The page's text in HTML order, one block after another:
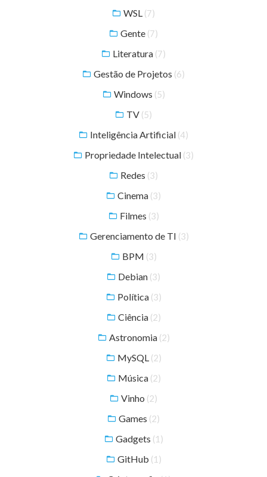
WSL (7)
Gente (7)
Literatura (7)
Gestão de Projetos (6)
Windows (5)
TV (5)
Inteligência Artificial (4)
Propriedade Intelectual (3)
Redes (3)
Cinema (3)
Filmes (3)
Gerenciamento de TI (3)
BPM (3)
Debian (3)
Política (3)
Ciência (2)
Astronomia (2)
MySQL (2)
Música (2)
Vinho (2)
Games (2)
Gadgets (1)
GitHub (1)